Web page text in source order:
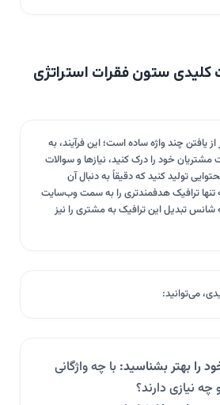
کلیدی ستون فقرات استراتژی
یافتن چند واژه ساده است؛ این فرآیند، به
خود را درک کنید، نیازها و سوالات
تولید کنید که دقیقاً به دنبال آن
تنها ترافیک هدفمندتری را به سمت وب‌سایت
تبدیل این ترافیک به مشتری را نیز
می‌توانید:
را بهتر بشناسید: با چه واژگانی
نیازی دارند؟